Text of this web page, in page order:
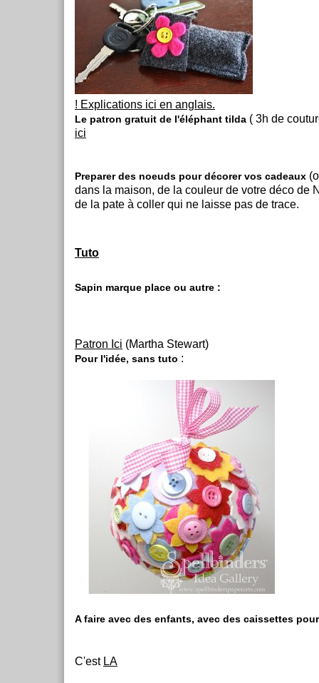
! Explications ici en anglais.
Le patron gratuit de l'éléphant tilda ( 3h de
ici
Preparer des noeuds pour décorer vos cadeaux
dans la maison, de la couleur de votre déco de
de la pate à coller qui ne laisse pas de trace.
Tuto
Sapin marque place ou autre :
Patron Ici (Martha Stewart)
Pour l'idée, sans tuto :
A faire avec des enfants, avec des caissettes
C'est LA